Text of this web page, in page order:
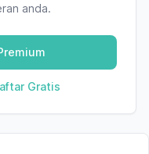
anda.
Gratis